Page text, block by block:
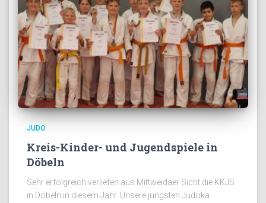
JUDO
Kreis-Kinder- und Jugendspiele in
Döbeln
Sehr erfolgreich verliefen aus Mittweidaer Sicht die KKJS
in Döbeln in diesem Jahr. Unsere jüngsten Judoka